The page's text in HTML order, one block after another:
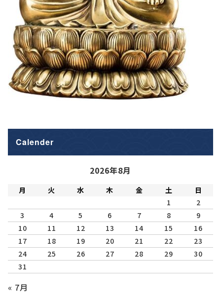
Calender
2026年8月
月 火 水 木 金 土
日
1
2
3
4 5 6 7 8
9
10
11 12 13 14 15
16
17
18 19 20 21 22
23
24
25 26 27 28 29
30
31
« 7月